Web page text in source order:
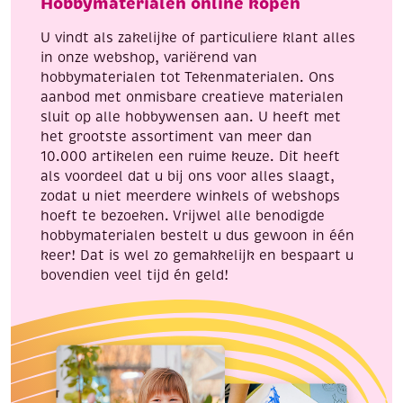
stuks
U vindt als zakelijke of particuliere klant alles
in onze webshop, variërend van
hobbymaterialen tot Tekenmaterialen. Ons
aanbod met onmisbare creatieve materialen
sluit op alle hobbywensen aan. U heeft met
het grootste assortiment van meer dan
10.000 artikelen een ruime keuze. Dit heeft
als voordeel dat u bij ons voor alles slaagt,
zodat u niet meerdere winkels of webshops
hoeft te bezoeken. Vrijwel alle benodigde
hobbymaterialen bestelt u dus gewoon in één
keer! Dat is wel zo gemakkelijk en bespaart u
bovendien veel tijd én geld!